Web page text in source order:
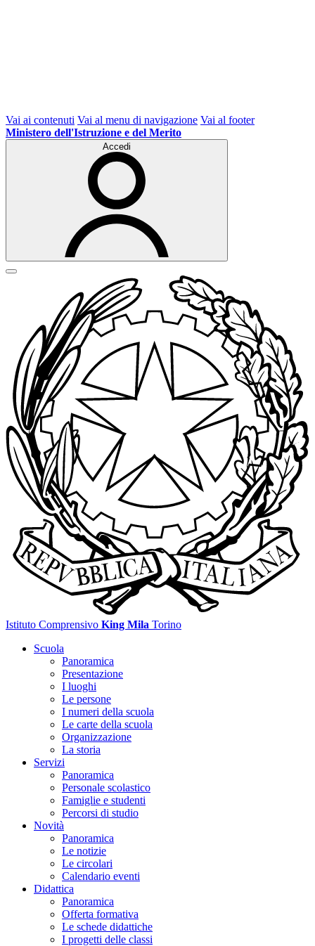
Vai ai contenuti Vai al menu di navigazione Vai al footer
Ministero dell'Istruzione e del Merito
Accedi
Istituto Comprensivo King Mila Torino
Scuola
Panoramica
Presentazione
I luoghi
Le persone
I numeri della scuola
Le carte della scuola
Organizzazione
La storia
Servizi
Panoramica
Personale scolastico
Famiglie e studenti
Percorsi di studio
Novità
Panoramica
Le notizie
Le circolari
Calendario eventi
Didattica
Panoramica
Offerta formativa
Le schede didattiche
I progetti delle classi